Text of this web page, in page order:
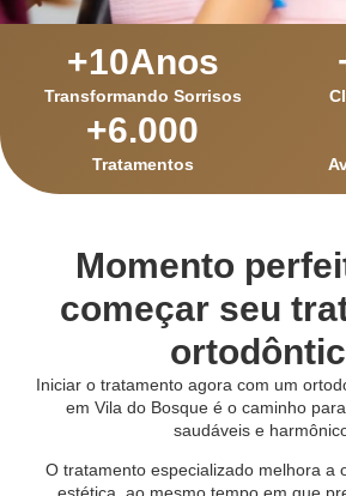
Transformando Sorrisos
+10Anos
Tratamentos
+6.000
Momento
começar seu
Iniciar o tratamento agora com um
em Vila do Bosque é o caminho
saudáveis e
O tratamento especializado melhora a